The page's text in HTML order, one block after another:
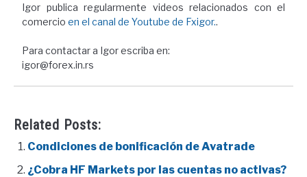
Igor publica regularmente videos relacionados con el
comercio en el canal de Youtube de Fxigor..
Para contactar a Igor escriba en:
igor@forex.in.rs
Related Posts:
Condiciones de bonificación de Avatrade
¿Cobra HF Markets por las cuentas no activas?